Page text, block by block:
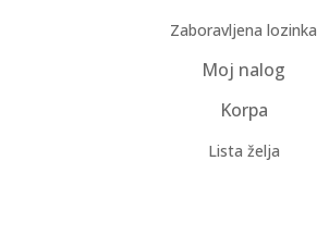
Zaboravljena lozinka
Moj nalog
Korpa
Lista želja